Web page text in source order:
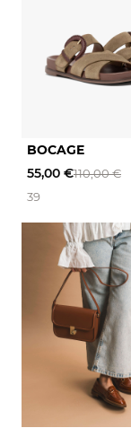
BOCAGE
55,00 €110,00 €
39